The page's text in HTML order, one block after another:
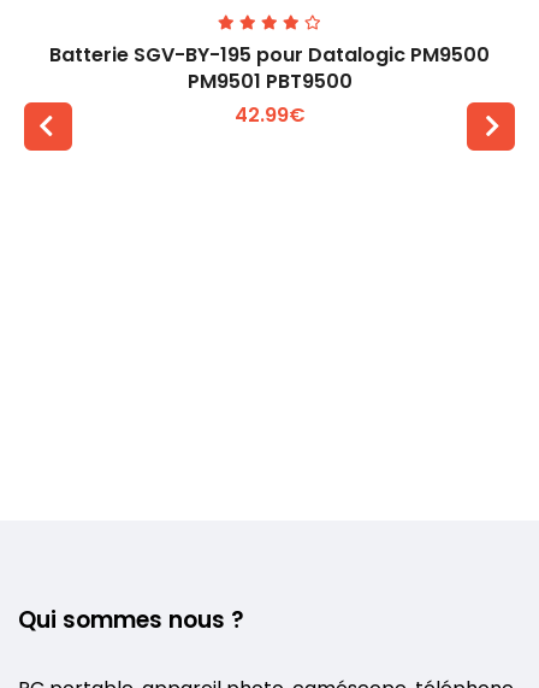
Batterie SGV-BY-195 pour Datalogic PM9500
PM9501 PBT9500
42.99€
Qui sommes nous ?